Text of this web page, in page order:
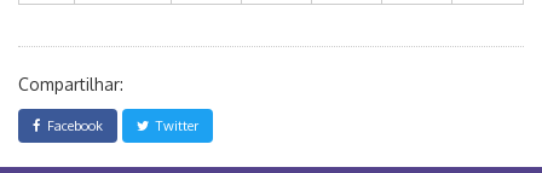
Compartilhar:
Facebook Twitter